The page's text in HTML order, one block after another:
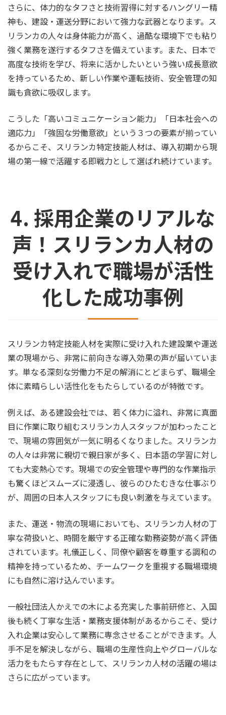
さらに、体力的なタフさと技術習得に対するハングリー精
神も、建設・運送分野において強力な武器となります。ス
リランカの人々は身体能力が高く、過酷な環境下でも粘り
強く業務を遂行するタフさを備えています。また、日本で
高度な技術を学び、将来に活かしたいという強い成長意欲
を持っているため、新しい作業や運転技術、安全管理の知
識も貪欲に吸収します。
こうした「高いコミュニケーション能力」「日本社会への
適応力」「強固な労働意欲」という３つの要素が揃ってい
るからこそ、スリランカ特定技能人材は、導入初期から現
場の第一線で活躍する即戦力として選ばれ続けています。
4. 採用企業のリアルな
声！スリランカ人材の
受け入れで職場が活性
化した成功事例
スリランカ特定技能人材を実際に受け入れた建設業や運送
業の現場から、非常に前向きな導入効果の声が届いていま
す。単なる深刻な労働力不足の解消にとどまらず、職場全
体に素晴らしい活性化をもたらしているのが特徴です。
例えば、ある建設会社では、若く体力に溢れ、非常に真面
目に作業に取り組むスリランカ人スタッフが加わったこと
で、現場の雰囲気が一気に明るくなりました。スリランカ
の人々は非常に親切で親日家が多く、日本語の学習に対し
ても大変熱心です。現場での安全管理や専門的な作業指示
も驚くほどスムーズに浸透し、彼らのひたむきな仕事ぶり
が、周囲の日本人スタッフにも良い刺激を与えています。
また、運送・物流の現場においても、スリランカ人材の丁
寧な荷扱いと、時間を厳守する正確な勤務姿勢が高く評価
されています。礼儀正しく、同僚や顧客を尊重する調和の
精神を持っているため、チームワークを重視する職場環境
にも自然に溶け込んでいます。
一般社団法人かえでの木による充実した事前研修と、入国
後も続く丁寧な生活・業務支援体制があるからこそ、受け
入れ企業は安心して業務に専念させることができます。人
手不足を解決しながら、職場の生産性向上やグローバルな
活力をもたらす存在として、スリランカ人材の活躍の場は
さらに広がっています。